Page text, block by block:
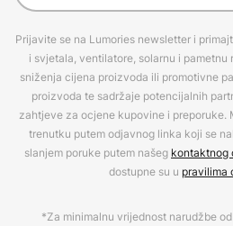
Prijavite se na Lumories newsletter i
i svjetala, ventilatore, solarnu i
sniženja cijena proizvoda ili promotivne
proizvoda te sadržaje potencijalnih
zahtjeve za ocjene kupovine i preporuke.
trenutku putem odjavnog linka koji se
slanjem poruke putem našeg kontaktnog
dostupne su u pravilima
*Za minimalnu vrijednost narudžbe